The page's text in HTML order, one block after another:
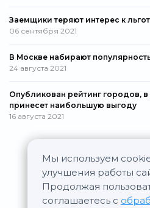
Мы используем
улучшения работы
Продолжая
соглашаетесь с
Заемщики теряют интерес к
06 сентября 2021
В Москве набирают
24 августа 2021
Опубликован рейтинг городов,
принесет наибольшую выгоду
16 августа 2021
Все